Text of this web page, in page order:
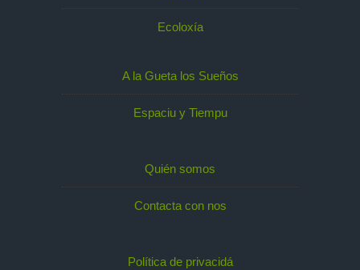
Ecoloxía
A la Gueta los Sueños
Espaciu y Tiempu
Quién somos
Contacta con nos
Política de privacidá